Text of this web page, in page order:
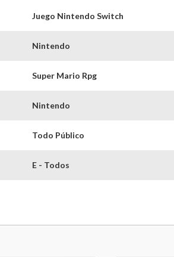
Juego Nintendo Switch
Nintendo
Super Mario Rpg
Nintendo
Todo Público
E - Todos
Tarjeta Sd